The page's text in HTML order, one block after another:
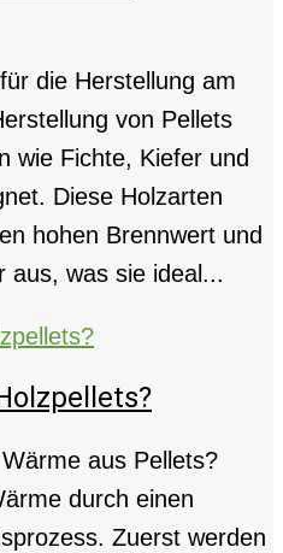
die Herstellung am
von Pellets
wie Fichte, Kiefer und
Diese Holzarten
hohen Brennwert und
aus, was sie ideal...
aus Pellets?
durch einen
Zuerst werden